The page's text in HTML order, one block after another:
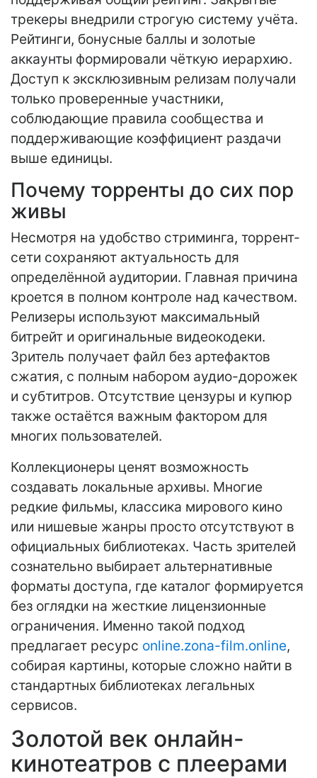
трекеры внедрили строгую систему учёта.
Рейтинги, бонусные баллы и золотые
аккаунты формировали чёткую иерархию.
Доступ к эксклюзивным релизам получали
только проверенные участники,
соблюдающие правила сообщества и
поддерживающие коэффициент раздачи
выше единицы.
Почему торренты до сих пор
живы
Несмотря на удобство стриминга, торрент-
сети сохраняют актуальность для
определённой аудитории. Главная причина
кроется в полном контроле над качеством.
Релизеры используют максимальный
битрейт и оригинальные видеокодеки.
Зритель получает файл без артефактов
сжатия, с полным набором аудио-дорожек
и субтитров. Отсутствие цензуры и купюр
также остаётся важным фактором для
многих пользователей.
Коллекционеры ценят возможность
создавать локальные архивы. Многие
редкие фильмы, классика мирового кино
или нишевые жанры просто отсутствуют в
официальных библиотеках. Часть зрителей
сознательно выбирает альтернативные
форматы доступа, где каталог формируется
без оглядки на жесткие лицензионные
ограничения. Именно такой подход
предлагает ресурс online.zona-film.online,
собирая картины, которые сложно найти в
стандартных библиотеках легальных
сервисов.
Золотой век онлайн-
кинотеатров с плеерами